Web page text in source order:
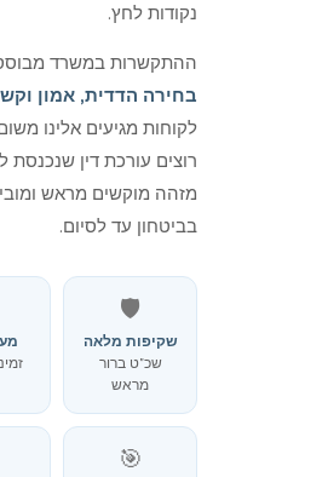
נקודות לחץ.
ההתקשרות במשרד
בחירה הדדית, אמון
לקוחות מגיעים אלינו
רוצים עורכת דין שנכנסת
מזהה מוקשים מראש
בביטחון עד לסיום.
🛡️
שקיפות מלאה
שכ"ט ברור
מראש
🎯